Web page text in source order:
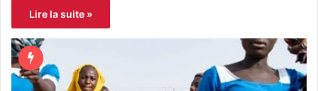
Lire la suite »